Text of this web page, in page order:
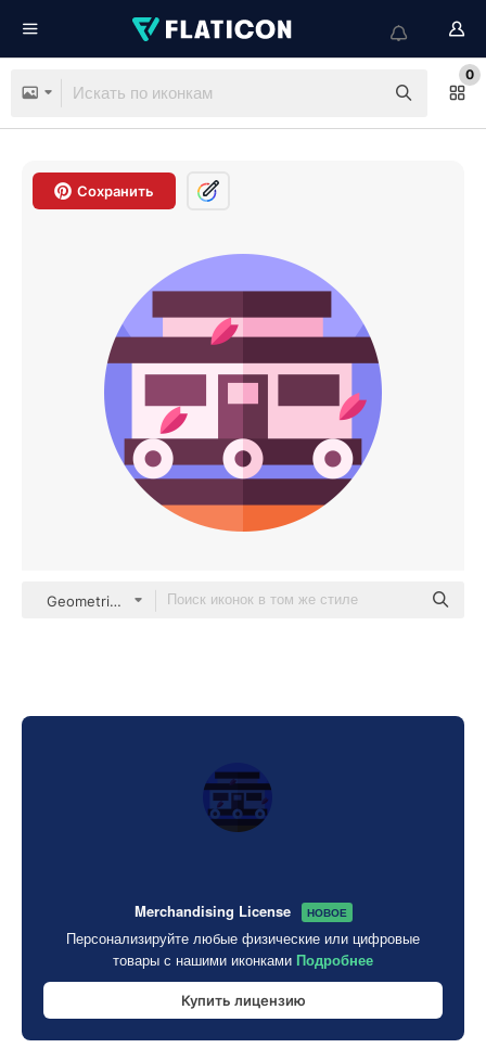
0
Сохранить
Geometric Flat Circular Flat
Merchandising License НОВОЕ
Персонализируйте любые физические или цифровые
товары с нашими иконками Подробнее
Купить лицензию